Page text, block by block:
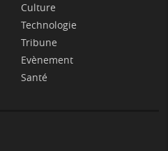
Culture
Technologie
Tribune
Evènement
Santé